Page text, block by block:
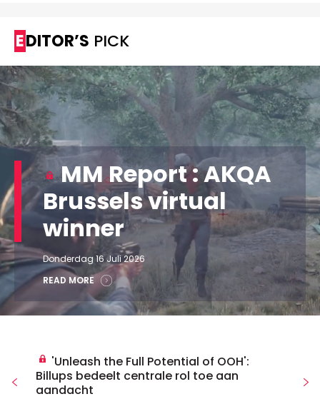
EDITOR’S PICK
MM Report : AKQA
Brussels virtual
winner
Donderdag 16 Juli 2026
READ MORE
'Unleash the Full Potential of OOH':
Billups bedeelt centrale rol toe aan
aandacht